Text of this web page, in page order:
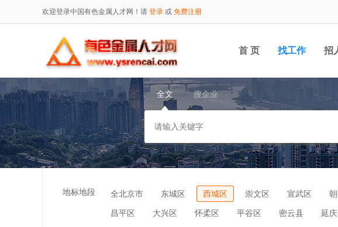
欢迎登录中国有色金属人才网！请 登录 或 免费注册
首 页 找工作 招
全文 搜企业
地标地段 全北京市 东城区 西城区 崇文区 宣武区
昌平区 大兴区 怀柔区 平谷区 密云县 延